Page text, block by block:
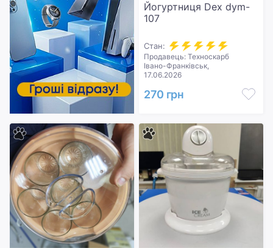
Йогуртниця Dex dym-
107
Стан:
Продавець: Техноскарб
Івано-Франківськ,
17.06.2026
270 грн